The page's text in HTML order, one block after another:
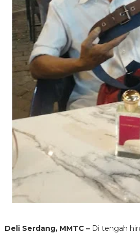
Deli Serdang, MMTC –Di tengah